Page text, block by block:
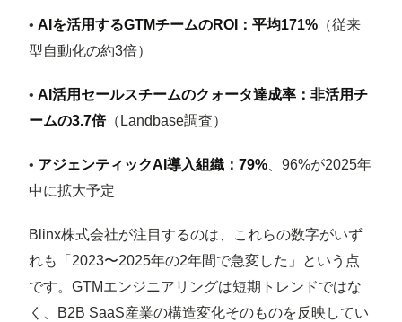
• AIを活用するGTMチームのROI：平均171% （従来
型自動化の約3倍）
• AI活用セールスチームのクォータ達成率：非活用チ
ームの3.7倍（Landbase調査）
• アジェンティックAI導入組織：79% 、96%が2025年
中に拡大予定
Blinx株式会社が注目するのは、これらの数字がいず
れも「2023〜2025年の2年間で急変した」という点
です。GTMエンジニアリングは短期トレンドではな
く、B2B SaaS産業の構造変化そのものを反映してい